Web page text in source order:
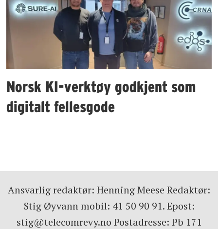
Norsk KI-verktøy godkjent som
digitalt fellesgode
Ansvarlig redaktør: Henning Meese Redaktør:
Stig Øyvann mobil: 41 50 90 91. Epost:
stig@telecomrevy.no Postadresse: Pb 171